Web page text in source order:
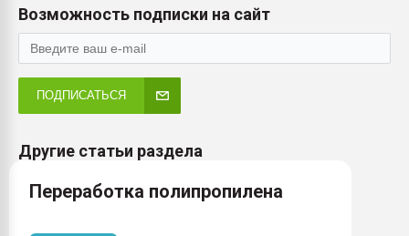
Возможность подписки на сайт
ПОДПИСАТЬСЯ
Другие статьи раздела
Переработка полипропилена